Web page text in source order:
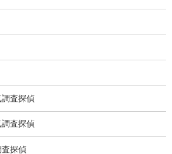
査探偵
査探偵
探偵